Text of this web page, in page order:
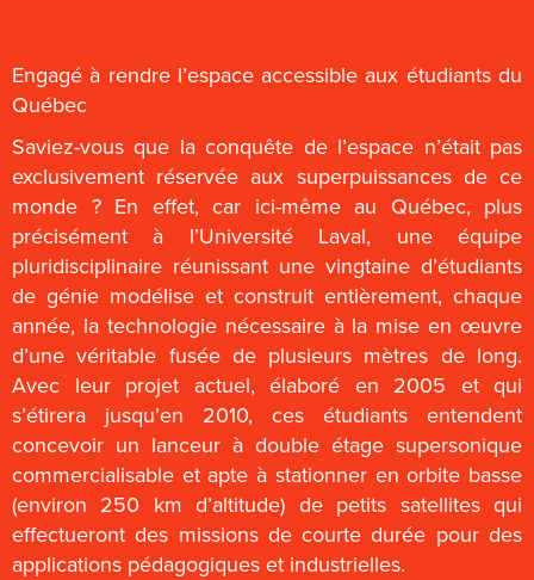
Engagé à rendre l’espace accessible aux étudiants du
Québec
Saviez-vous que la conquête de l’espace n’était pas
exclusivement réservée aux superpuissances de ce
monde ? En effet, car ici-même au Québec, plus
précisément à l’Université Laval, une équipe
pluridisciplinaire réunissant une vingtaine d’étudiants
de génie modélise et construit entièrement, chaque
année, la technologie nécessaire à la mise en œuvre
d’une véritable fusée de plusieurs mètres de long.
Avec leur projet actuel, élaboré en 2005 et qui
s’étirera jusqu’en 2010, ces étudiants entendent
concevoir un lanceur à double étage supersonique
commercialisable et apte à stationner en orbite basse
(environ 250 km d’altitude) de petits satellites qui
effectueront des missions de courte durée pour des
applications pédagogiques et industrielles.